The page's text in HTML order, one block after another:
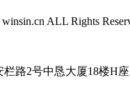
ALL Rights
路2号中恳大厦18楼H座